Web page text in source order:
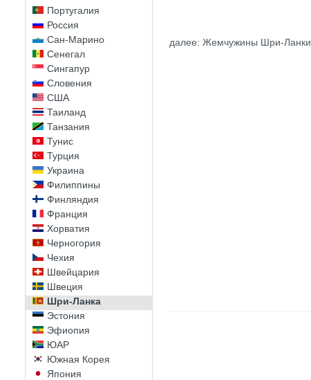
Португалия
Россия
Сан-Марино
Сенегал
Сингапур
Словения
США
Таиланд
Танзания
Тунис
Турция
Украина
Филиппины
Финляндия
Франция
Хорватия
Черногория
Чехия
Швейцария
Швеция
Шри-Ланка
Эстония
Эфиопия
ЮАР
Южная Корея
Япония
далее: Жемчужины Шри-Ланки